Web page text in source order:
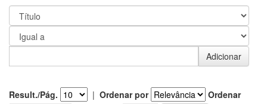
Result./Pág. | Ordenar por
Ordenar